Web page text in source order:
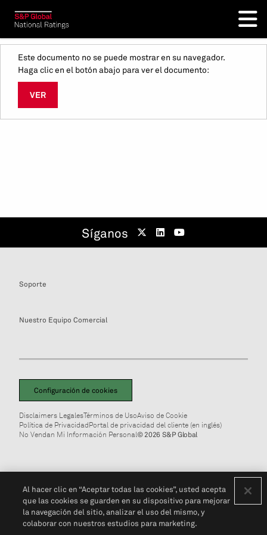
Este documento no se puede mostrar en su navegador.
Haga clic en el botón abajo para ver el documento:
VER
Síganos
Soporte
Nuestro Equipo Comercial
Configuración de cookies
Disclaimers LegalesTérminos de UsoAviso de Cookie
Política de PrivacidadPortal de privacidad del cliente (en inglés)
No Vendan Mi Información Personal© 2026 S&P Global
Al hacer clic en “Aceptar todas las cookies”, usted acepta
que las cookies se guarden en su dispositivo para mejorar
la navegación del sitio, analizar el uso del mismo, y
colaborar con nuestros estudios para marketing.